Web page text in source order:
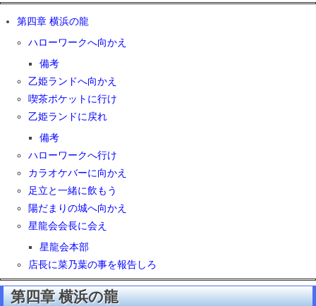
第四章 横浜の龍
ハローワークへ向かえ
備考
乙姫ランドへ向かえ
喫茶ポケットに行け
乙姫ランドに戻れ
備考
ハローワークへ行け
カラオケバーに向かえ
足立と一緒に飲もう
陽だまりの城へ向かえ
星龍会会長に会え
星龍会本部
店長に菜乃葉の事を報告しろ
第四章 横浜の龍